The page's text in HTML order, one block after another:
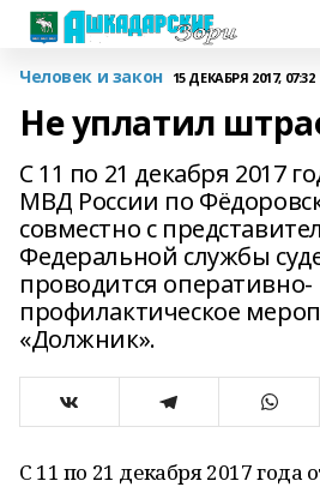
Человек и закон 15 ДЕКАБРЯ 2017, 07:32
Не уплатил
С 11 по 21 декабря 2017
МВД России по
совместно с
Федеральной службы
проводится оперативно-
профилактическое
«Должник».
С 11 по 21 декабря 2017